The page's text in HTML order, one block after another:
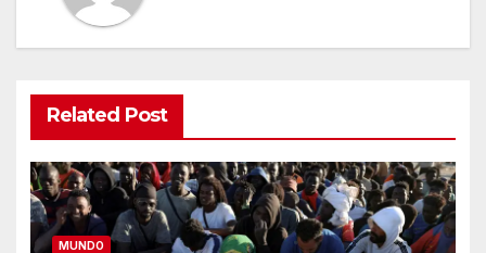
Related Post
MUNDO